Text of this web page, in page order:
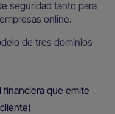
seguridad tanto para
online.
de tres dominios
financiera que emite